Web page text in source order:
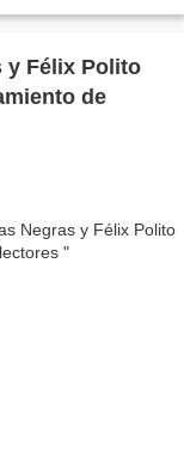
y Félix Polito
de